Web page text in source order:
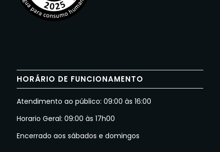
HORÁRIO DE FUNCIONAMENTO
Atendimento ao público: 09:00 às 16:00
Horario Geral: 09:00 às 17h00
Encerrado aos sábados e domingos